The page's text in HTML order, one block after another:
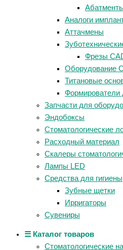
Аналоги
Аттачмены
Фрезы
Оборудование
Титановые
Формирователи
Запчасти для
Эндобоксы
Стоматологические
Расходный материал
Скалеры
Лампы LED
Средства для гигиены
Зубные щетки
Ирригаторы
Сувениры
☰ Каталог товаров
Стоматологические